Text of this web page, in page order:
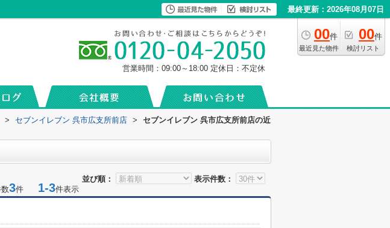
最終更新：2026年08月07日
00件
最近見た物件
00件
検討リスト
営業時間：09:00～18:00 定休日：不定休
> セブンイレブン 呉市広支所前店 >
セブンイレブン 呉市広支所前店の近
並び順： 表示件数：
3件 1-3件表示